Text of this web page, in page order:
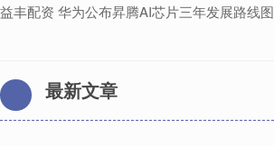
益丰配资 华为公布昇腾AI芯片三年发展路线图
最新文章